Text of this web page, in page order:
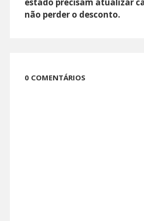
não perder o desconto.
0 COMENTÁRIOS